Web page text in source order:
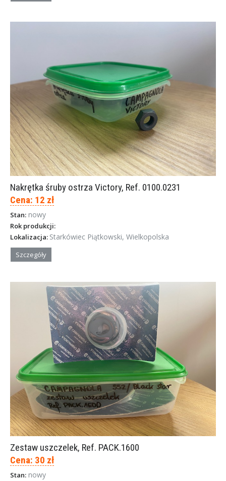
Nakrętka śruby ostrza Victory, Ref. 0100.0231
Cena: 12 zł
Stan: nowy
Rok produkcji:
Lokalizacja: Starkówiec Piątkowski, Wielkopolska
Szczegóły
Zestaw uszczelek, Ref. PACK.1600
Cena: 30 zł
Stan: nowy